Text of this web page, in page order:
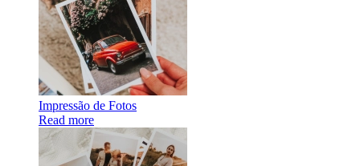
Impressão de Fotos
Read more